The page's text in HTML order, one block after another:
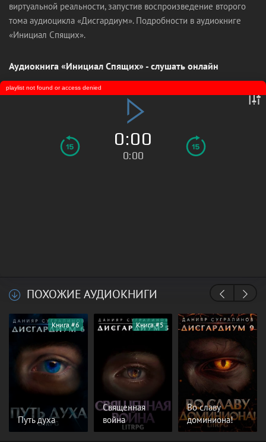
виртуальной реальности, запустив воспроизведение второго
тома аудиоцикла «Дисгардиум». Подробности в аудиокниге
«Инициал Спящих».
Аудиокнига «Инициал Спящих» - слушать онлайн
0:00
0:00
playlist not found or access denied
ПОХОЖИЕ АУДИОКНИГИ
Путь духа
Книга #6
Священная
война
Книга #5
Во славу
доминиона!